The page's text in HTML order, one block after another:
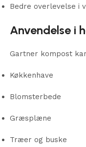
Bedre overlevelse i
Anvendelse i
Gartner kompost
Køkkenhave
Blomsterbede
Græsplæne
Træer og buske